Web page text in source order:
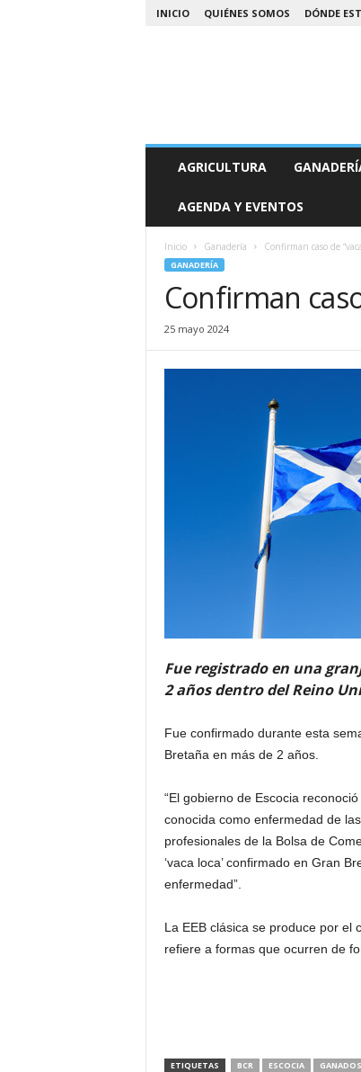
INICIO QUIÉNES SOMOS DÓNDE
N
AGRICULTURA
AGENDA Y EVENTOS
Inicio Ganadería Confirman caso de
GANADERÍA
Confirman
25 mayo 2024
Fue registrado en una
2 años dentro del Reino
Fue confirmado durante esta
Bretaña en más de 2 años.
“El gobierno de Escocia
conocida como enfermedad de
profesionales de la Bolsa de
‘vaca loca’ confirmado en Gran
enfermedad”.
La EEB clásica se produce por el
refiere a formas que ocurren de
ETIQUETAS BCR ESCOCIA